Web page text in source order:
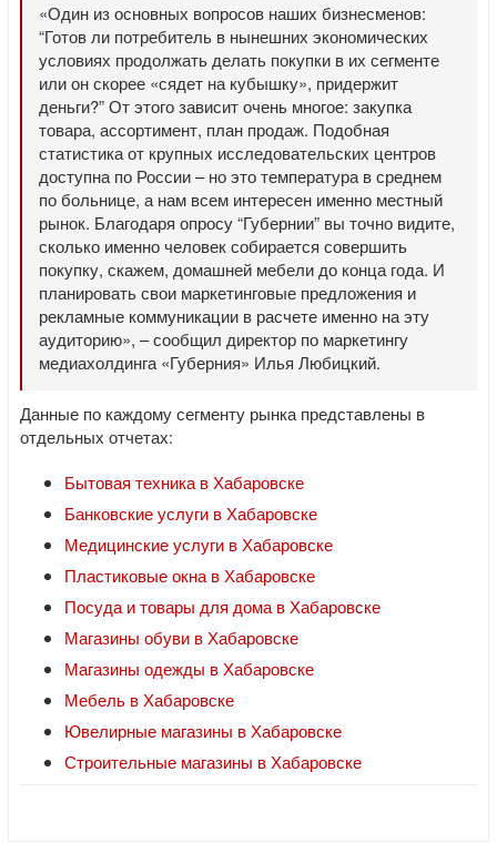
«Один из основных вопросов наших бизнесменов:
“Готов ли потребитель в нынешних экономических
условиях продолжать делать покупки в их сегменте
или он скорее «сядет на кубышку», придержит
деньги?” От этого зависит очень многое: закупка
товара, ассортимент, план продаж. Подобная
статистика от крупных исследовательских центров
доступна по России – но это температура в среднем
по больнице, а нам всем интересен именно местный
рынок. Благодаря опросу “Губернии” вы точно видите,
сколько именно человек собирается совершить
покупку, скажем, домашней мебели до конца года. И
планировать свои маркетинговые предложения и
рекламные коммуникации в расчете именно на эту
аудиторию», – сообщил директор по маркетингу
медиахолдинга «Губерния» Илья Любицкий.
Данные по каждому сегменту рынка представлены в
отдельных отчетах:
Бытовая техника в Хабаровске
Банковские услуги в Хабаровске
Медицинские услуги в Хабаровске
Пластиковые окна в Хабаровске
Посуда и товары для дома в Хабаровске
Магазины обуви в Хабаровске
Магазины одежды в Хабаровске
Мебель в Хабаровске
Ювелирные магазины в Хабаровске
Строительные магазины в Хабаровске